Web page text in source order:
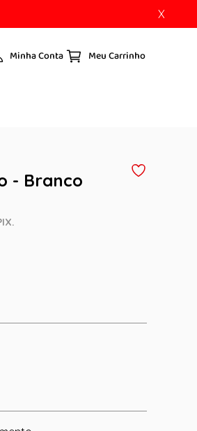
X
Minha Conta
- Branco